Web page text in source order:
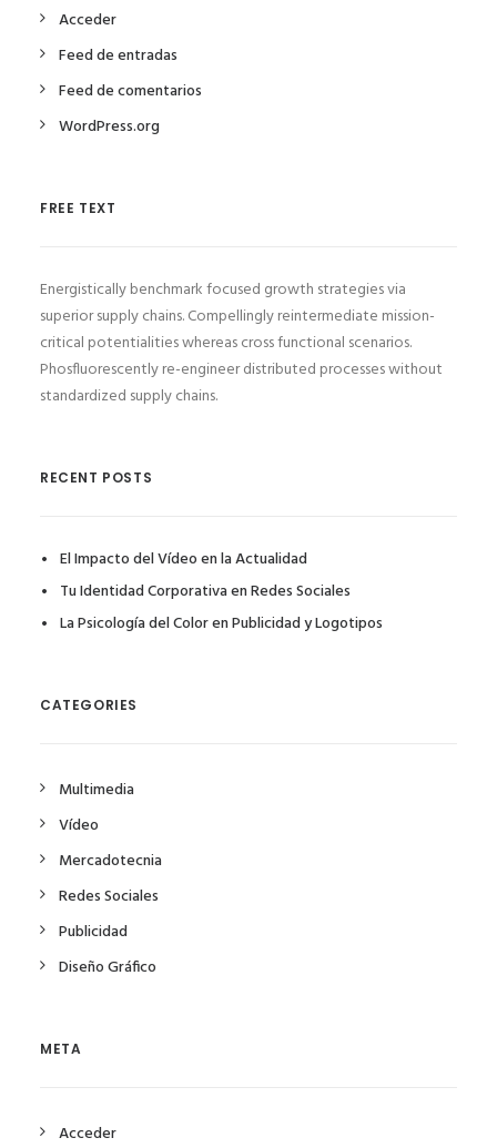
Acceder
Feed de entradas
Feed de comentarios
WordPress.org
FREE TEXT
Energistically benchmark focused growth strategies via
superior supply chains. Compellingly reintermediate mission-
critical potentialities whereas cross functional scenarios.
Phosfluorescently re-engineer distributed processes without
standardized supply chains.
RECENT POSTS
El Impacto del Vídeo en la Actualidad
Tu Identidad Corporativa en Redes Sociales
La Psicología del Color en Publicidad y Logotipos
CATEGORIES
Multimedia
Vídeo
Mercadotecnia
Redes Sociales
Publicidad
Diseño Gráfico
META
Acceder